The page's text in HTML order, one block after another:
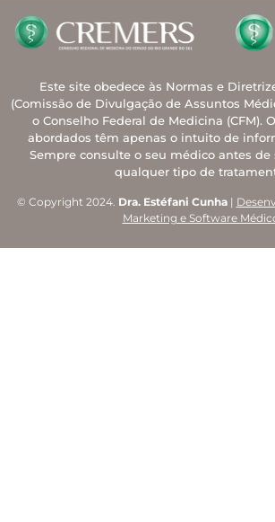
Este site obedece às Normas e
(Comissão de Divulgação de Assuntos
o Conselho Federal de Medicina (CFM).
abordados têm apenas o intuito de
Sempre consulte o seu médico antes
qualquer tipo de
© Copyright 2024. Dra. Estéfani Cunha |
Marketing e Software